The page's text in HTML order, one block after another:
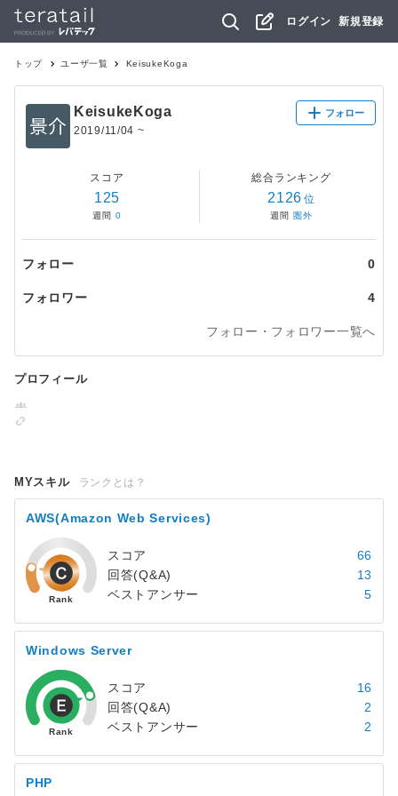
ログイン 新規登録
トップ ユーザ一覧 KeisukeKoga
KeisukeKoga
2019/11/04 ~
フォロー
スコア
125
週間 0
総合ランキング
2126 位
週間 圏外
フォロー 0
フォロワー 4
フォロー・フォロワー一覧へ
プロフィール
MYスキル ランクとは？
AWS(Amazon Web Services)
スコア
66
回答(Q&A)
13
ベストアンサー
5
Windows Server
スコア
16
回答(Q&A)
2
ベストアンサー
2
PHP